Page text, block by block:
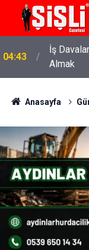
04:43
İş
Almak
Anasayfa